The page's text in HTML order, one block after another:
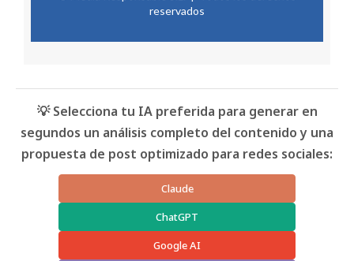
reservados
💡 Selecciona tu IA preferida para generar en
segundos un análisis completo del contenido y una
propuesta de post optimizado para redes sociales:
Claude
ChatGPT
Google AI